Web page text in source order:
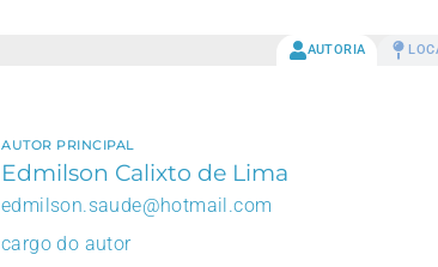
AUTORIA
AUTOR PRINCIPAL
Edmilson Calixto de Lima
edmilson.saude@hotmail.com
cargo do autor